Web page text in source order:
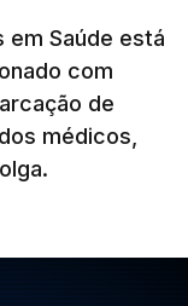
em Saúde está
com
de
médicos,